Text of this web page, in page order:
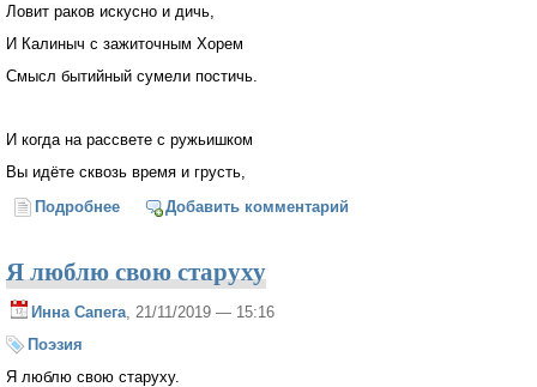
Ловит раков искусно и дичь,
И Калиныч с зажиточным Хорем
Смысл бытийный сумели постичь.
И когда на рассвете с ружьишком
Вы идёте сквозь время и грусть,
Подробнее о Записки охотника*
Добавить комментарий
Я люблю свою старуху
Инна Сапега, 21/11/2019 — 15:16
Поэзия
Я люблю свою старуху.